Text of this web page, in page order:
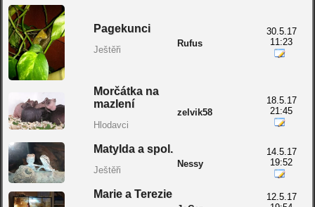
Pagekunci
Ještěři
Rufus
30.5.17
11:23
Morčátka na
mazlení
Hlodavci
zelvik58
18.5.17
21:45
Matylda a spol.
Ještěři
Nessy
14.5.17
19:52
Marie a Terezie
12.5.17